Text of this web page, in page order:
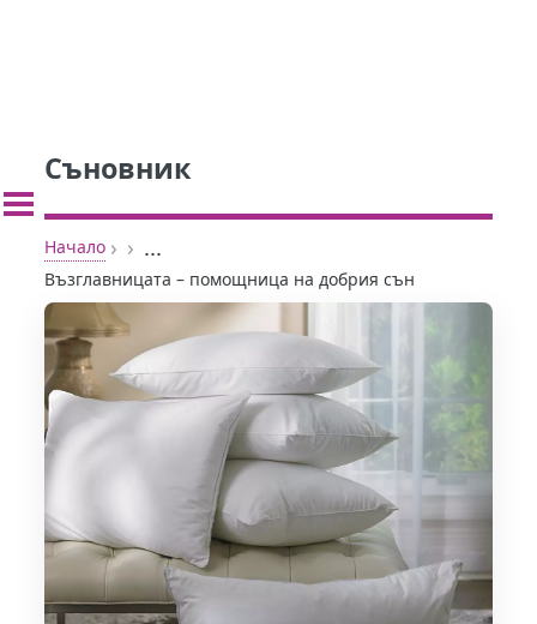
Съновник
Начало › › ...
Възглавницата – помощница на добрия сън